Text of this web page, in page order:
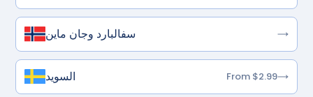
سفالبارد وجان ماين
السويد From $2.99